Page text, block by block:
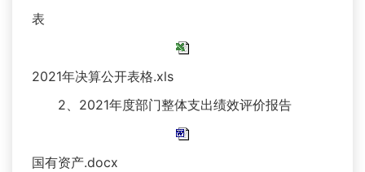
表
2021年决算公开表格.xls
2、2021年度部门整体支出绩效评价报告
国有资产.docx